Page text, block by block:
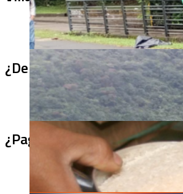
¿De qué sirve un puente
¿Pagaron menos de lo